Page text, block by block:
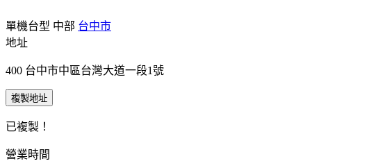
單機台型 中部 台中市
地址
400 台中市中區台灣大道一段1號
複製地址
已複製！
營業時間